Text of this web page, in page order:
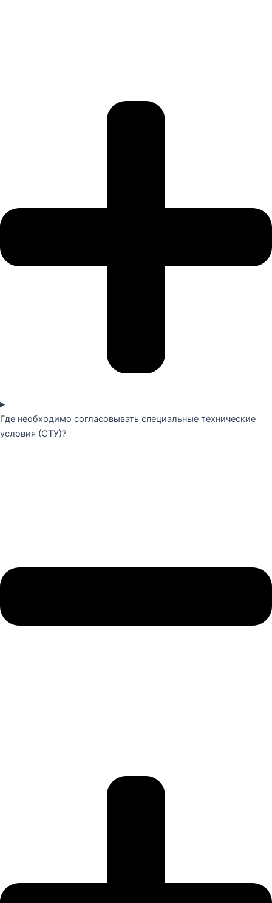
Где необходимо согласовывать специальные технические
условия (СТУ)?